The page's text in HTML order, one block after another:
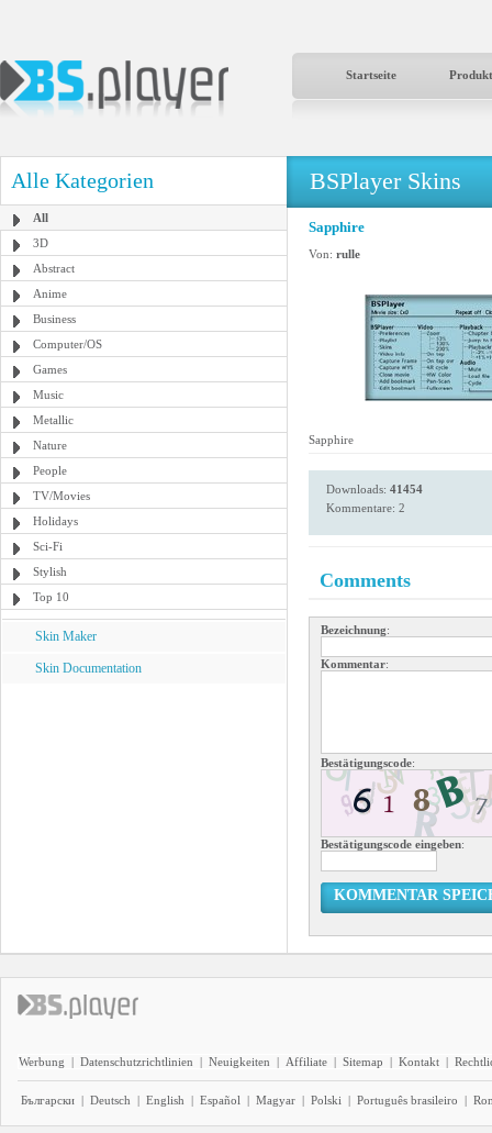
Startseite
Alle Kategorien
All
3D
Abstract
Anime
Business
Computer/OS
Games
Music
Metallic
Nature
People
TV/Movies
Holidays
Sci-Fi
Stylish
Top 10
Skin Maker
Skin Documentation
BSPlayer Skins
Sapphire
Von: rulle
Sapphire
Downloads: 41454
Kommentare: 2
Comments
Bezeichnung:
Kommentar:
Bestätigungscode:
Bestätigungscode eingeben:
KOMMENTAR
Werbung | Datenschutzrichtlinien | Neuigkeiten | Affiliate | Sitemap | Kontakt |
Български | Deutsch | English | Español | Magyar | Polski | Português brasileiro |